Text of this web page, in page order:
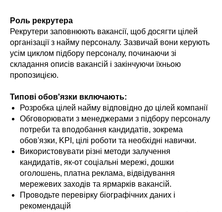
Роль рекрутера
Рекрутери заповнюють вакансії, щоб досягти цілей
організації з найму персоналу. Зазвичай вони керують
усім циклом підбору персоналу, починаючи зі
складання описів вакансій і закінчуючи їхньою
пропозицією.
Типові обов'язки включають:
Розробка цілей найму відповідно до цілей компанії
Обговорювати з менеджерами з підбору персоналу
потреби та вподобання кандидатів, зокрема
обов'язки, KPI, цілі роботи та необхідні навички.
Використовувати різні методи залучення
кандидатів, як-от соціальні мережі, дошки
оголошень, платна реклама, відвідування
мережевих заходів та ярмарків вакансій.
Проводьте перевірку біографічних даних і
рекомендацій